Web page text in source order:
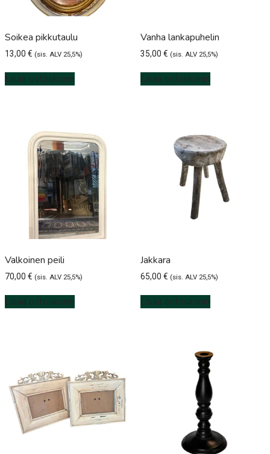
Soikea pikkutaulu
13,00 € (sis. ALV 25,5%)
Lisää ostoskoriin
Vanha lankapuhelin
35,00 € (sis. ALV 25,5%)
Lisää ostoskoriin
Valkoinen peili
70,00 € (sis. ALV 25,5%)
Lisää ostoskoriin
Jakkara
65,00 € (sis. ALV 25,5%)
Lisää ostoskoriin